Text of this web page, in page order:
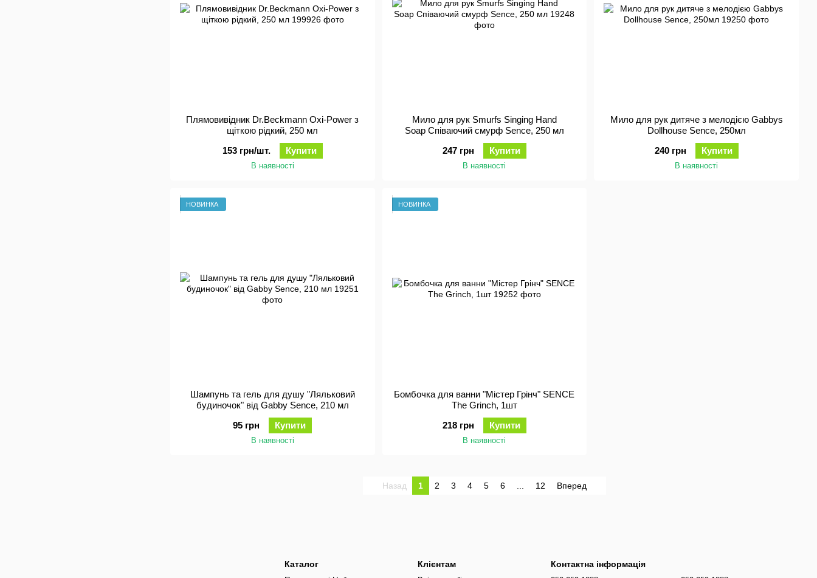
Плямовивідник Dr.Beckmann Oxi-Power з
щіткою рідкий, 250 мл
153 грн/шт.
Купити
В наявності
Мило для рук Smurfs Singing Hand
Soap Співаючий смурф Sence, 250 мл
247 грн
Купити
В наявності
Мило для рук дитяче з мелодією Gabbys
Dollhouse Sence, 250мл
240 грн
Купити
В наявності
НОВИНКА
Шампунь та гель для душу "Ляльковий
будиночок" від Gabby Sence, 210 мл
95 грн
Купити
В наявності
НОВИНКА
Бомбочка для ванни "Містер Грінч" SENCE
The Grinch, 1шт
218 грн
Купити
В наявності
Назад 1 2 3 4 5 6 12 Вперед
Каталог Клієнтам Контактна інформація